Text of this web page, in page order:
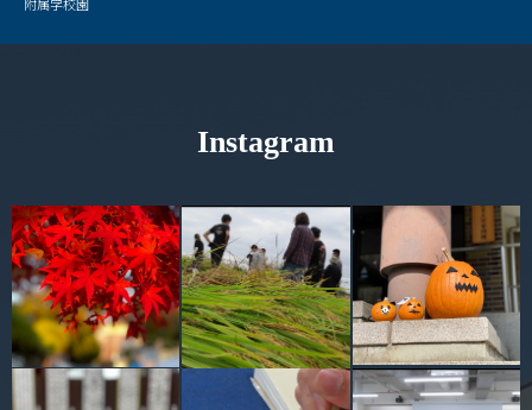
サイトポリシー
サイトマップ
交通アクセス
同窓会
Instagram